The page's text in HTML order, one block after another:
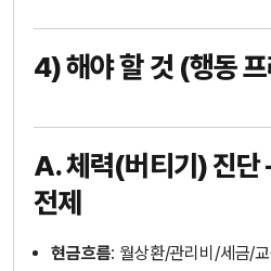
4) 해야 할 것 (행동
A. 체력(버티기) 진
전제
현금흐름: 월상환/관리비/세금/교